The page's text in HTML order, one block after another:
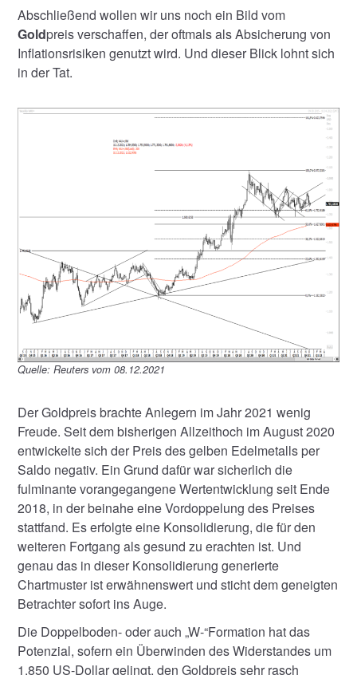
Abschließend wollen wir uns noch ein Bild vom
Goldpreis verschaffen, der oftmals als Absicherung von
Inflationsrisiken genutzt wird. Und dieser Blick lohnt sich
in der Tat.
Quelle: Reuters vom 08.12.2021
Der Goldpreis brachte Anlegern im Jahr 2021 wenig
Freude. Seit dem bisherigen Allzeithoch im August 2020
entwickelte sich der Preis des gelben Edelmetalls per
Saldo negativ. Ein Grund dafür war sicherlich die
fulminante vorangegangene Wertentwicklung seit Ende
2018, in der beinahe eine Vordoppelung des Preises
stattfand. Es erfolgte eine Konsolidierung, die für den
weiteren Fortgang als gesund zu erachten ist. Und
genau das in dieser Konsolidierung generierte
Chartmuster ist erwähnenswert und sticht dem geneigten
Betrachter sofort ins Auge.
Die Doppelboden- oder auch „W-“Formation hat das
Potenzial, sofern ein Überwinden des Widerstandes um
1.850 US-Dollar gelingt, den Goldpreis sehr rasch